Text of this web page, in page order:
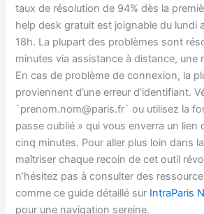
taux de résolution de 94% dès la
help desk gratuit est joignable du lundi
18h. La plupart des problèmes sont
minutes via assistance à distance, une
En cas de problème de connexion, la
proviennent d’une erreur d’identifiant.
`prenom.nom@paris.fr` ou utilisez la
passe oublié » qui vous enverra un lien
cinq minutes. Pour aller plus loin dans
maîtriser chaque recoin de cet outil
n’hésitez pas à consulter des
comme ce guide détaillé sur IntraParis
pour une navigation sereine.